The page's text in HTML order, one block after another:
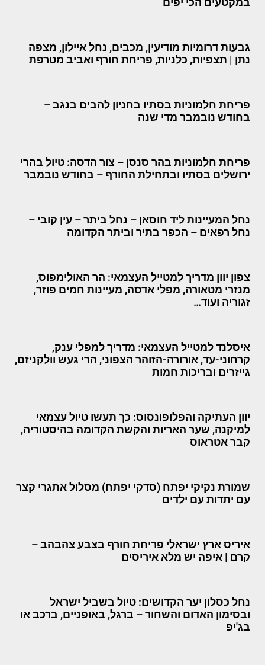
גבעות דרומיות מודיעין, מכבים, נחל איילון, מצפה
נתן | תצפיות, כלניות, פריחת חורף ואביב מטרפת
פריחת חלמוניות בסתיו בחניון להבים בנגב –
בחודש נובמבר מדי שנה
פריחת חלמוניות בהר סנסן – צור הדסה: טיול בהרי
ירושלים בסתיו ובתחילת החורף – בחודש נובמבר
נחל המעיינות ליד חוסאן – נחל ביתר – עין קובי –
נחל רפאים – הכפר בתיר וביתר הקדומה
צפון יוון מדריך למטייל העצמאי: הר האולימפוס,
מנזרי מטאורה, מפלי אדסה, מעיינות חמים פוזר,
זגוריה ועוד…
איסלנד למטייל העצמאי: מדריך למפלי ענק,
קרחוני-עד, אורורה-הזוהר הצפוני, הרי געש וולקניזם,
גייזרים ובריכות חמות
יוון העתיקה והפלופונסוס: כך תעשו טיול עצמאי
למיקנה, שער האריות והקשת הקדומה בהיסטוריה,
קבר אטראוס
שמורת נקיקי יפתח (סדקי יפתח) מסלול אתגרי קצר
עם יתדות עם ילדים
איריס ארץ ישראלי פריחת חורף בצבע צהבהב –
קרם | איפה יש מלא איריסים
נחל כסלון יער הקדושים: טיול בשביל ישראל
ובסימון האדום והשחור – ברגל, באופניים, ברכב או
בג'יפ